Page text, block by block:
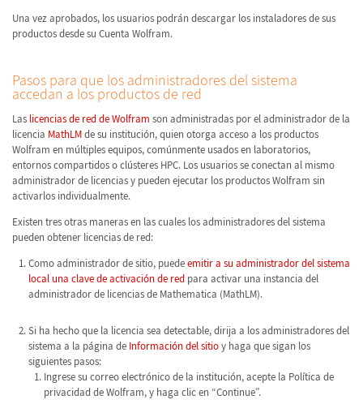
Una vez aprobados, los usuarios podrán descargar los instaladores de sus
productos desde su Cuenta Wolfram.
Pasos para que los administradores del sistema
accedan a los productos de red
Las licencias de red de Wolfram son administradas por el administrador de la
licencia MathLMde su institución, quien otorga acceso a los productos
Wolfram en múltiples equipos, comúnmente usados en laboratorios,
entornos compartidos o clústeres HPC. Los usuarios se conectan al mismo
administrador de licencias y pueden ejecutar los productos Wolfram sin
activarlos individualmente.
Existen tres otras maneras en las cuales los administradores del sistema
pueden obtener licencias de red:
Como administrador de sitio, puedeemitir a su administrador del sistema
local una clave de activación de redpara activar una instancia del
administrador de licencias de Mathematica (MathLM).
Si ha hecho que la licencia sea detectable, dirija a los administradores del
sistema a la página de Información del sitioy haga que sigan los
siguientes pasos:
Ingrese su correo electrónico de la institución, acepte la Política de
privacidad de Wolfram, y haga clic en “Continue”.